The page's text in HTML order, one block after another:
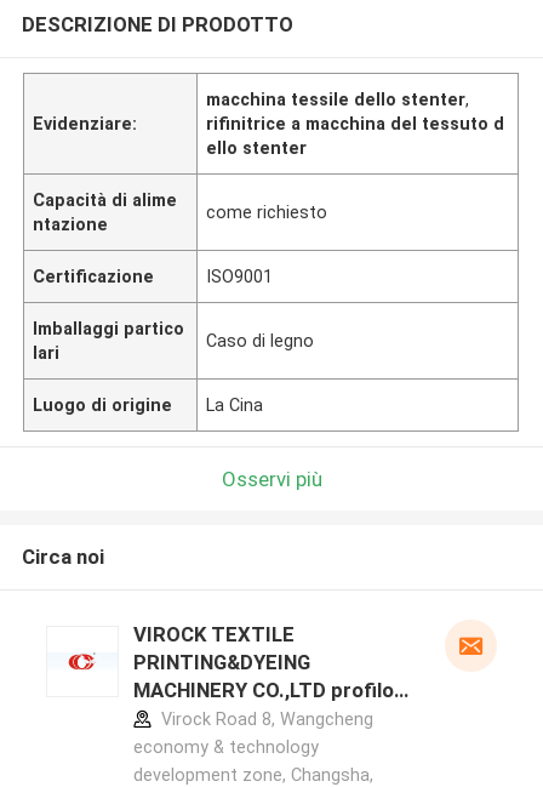
DESCRIZIONE DI PRODOTTO
Evidenziare:
macchina tessile dello stenter,
rifinitrice a macchina del tessuto d
ello stenter
Capacità di alime
ntazione
come richiesto
Certificazione ISO9001
Imballaggi partico
lari
Caso di legno
Luogo di origine La Cina
Osservi più
Circa noi
VIROCK TEXTILE
PRINTING&DYEING
MACHINERY CO.,LTD profilo
del produttore
Virock Road 8, Wangcheng
economy & technology
development zone, Changsha,